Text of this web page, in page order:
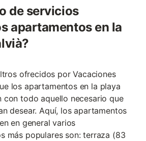
de servicios
apartamentos en la
ofrecidos por Vacaciones
los apartamentos en la playa
con todo aquello necesario que
desear. Aquí, los apartamentos
en general varios
más populares son: terraza (83